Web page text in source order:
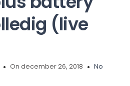
(live
On december 26, 2018
No